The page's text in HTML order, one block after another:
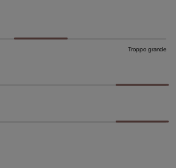
Troppo grande